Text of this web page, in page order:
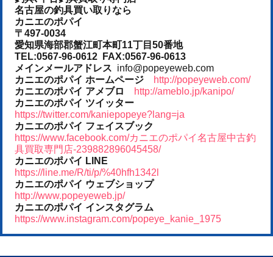
名古屋の釣具買い取りなら
カニエのポパイ
〒497-0034
愛知県海部郡蟹江町本町11丁目50番地
TEL:0567-96-0612 FAX:0567-96-0613
メインメールアドレス info@popeyeweb.com
カニエのポパイ ホームページ
http://popeyeweb.com/
カニエのポパイ アメブロ
http://ameblo.jp/kanipo/
カニエのポパイ ツイッター
https://twitter.com/kaniepopeye?lang=ja
カニエのポパイ フェイスブック
https://www.facebook.com/カニエのポパイ名古屋中古釣
具買取専門店-239882896045458/
カニエのポパイ LINE
https://line.me/R/ti/p/%40hfh1342l
カニエのポパイ ウェブショップ
http://www.popeyeweb.jp/
カニエのポパイ インスタグラム
https://www.instagram.com/popeye_kanie_1975